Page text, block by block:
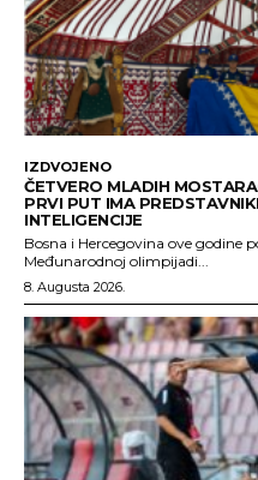
IZDVOJENO
ČETVERO MLADIH
PRVI PUT IMA
INTELIGENCIJE
Bosna i Hercegovina ove godine
Međunarodnoj olimpijadi...
8. Augusta 2026.